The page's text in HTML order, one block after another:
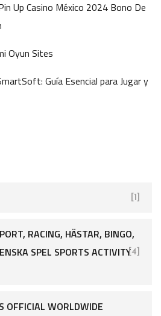
Up Casino México 2024 Bono De
Oyun Sites
Guía Esencial para Jugar y
[1]
RACING, HÄSTAR, BINGO,
SPEL SPORTS ACTIVITY[4]
OFFICIAL WORLDWIDE